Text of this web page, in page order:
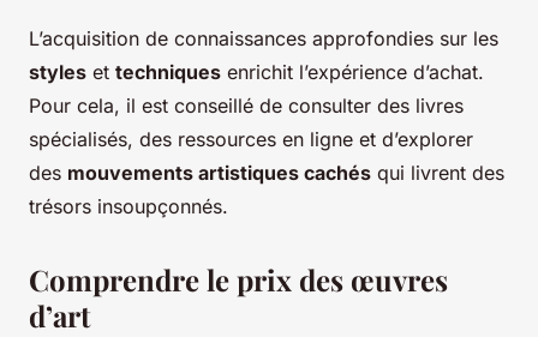
L’acquisition de connaissances approfondies sur les
styles et techniques enrichit l’expérience d’achat.
Pour cela, il est conseillé de consulter des livres
spécialisés, des ressources en ligne et d’explorer
des mouvements artistiques cachés qui livrent des
trésors insoupçonnés.
Comprendre le prix des œuvres
d’art